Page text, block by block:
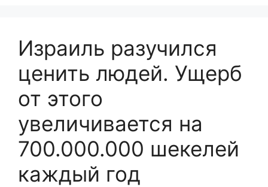
Израиль разучился
ценить людей. Ущерб
от этого
увеличивается на
700.000.000 шекелей
каждый год